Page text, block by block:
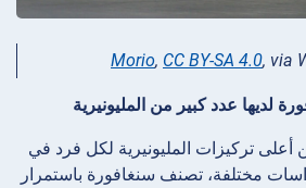
Morio, CC BY-SA 4.0, via
لديها عدد كبير من المليونيرية
تركيزات المليونيرية لكل فرد في
مختلفة، تصنف سنغافورة باستمرار